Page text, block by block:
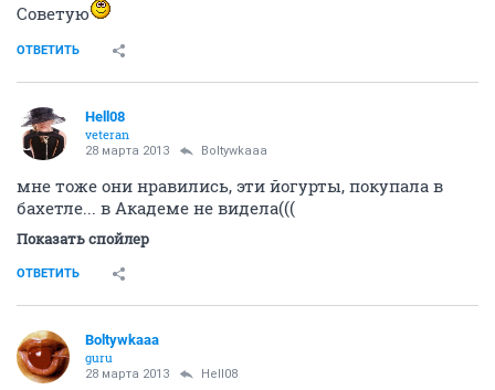
Советую
ОТВЕТИТЬ
Hell08
veteran
28 марта 2013 Boltywkaaa
мне тоже они нравились, эти йогурты, покупала в
бахетле... в Академе не видела(((
Показать спойлер
ОТВЕТИТЬ
Boltywkaaa
guru
28 марта 2013 Hell08